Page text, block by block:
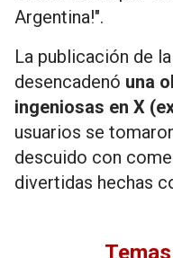
Argentina!".
La publicación de
desencadenó una
ingeniosas en X
usuarios se
descuido con
divertidas hechas